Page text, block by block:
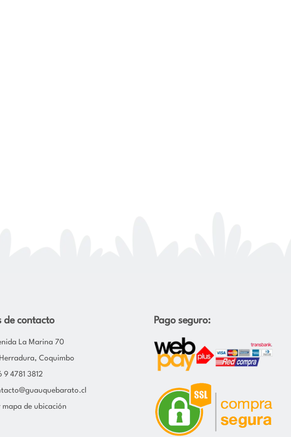
de contacto
La Marina 70
Coquimbo
9 4781 3812
mapa de ubicación
Pago seguro: